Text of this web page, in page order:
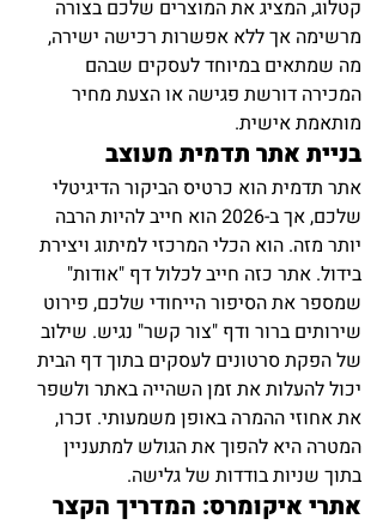
קטלוג, המציג את המוצרים שלכם בצורה
מרשימה אך ללא אפשרות רכישה ישירה,
מה שמתאים במיוחד לעסקים שבהם
המכירה דורשת פגישה או הצעת מחיר
מותאמת אישית.
בניית אתר תדמית מעוצב
אתר תדמית הוא כרטיס הביקור הדיגיטלי
שלכם, אך ב-2026 הוא חייב להיות הרבה
יותר מזה. הוא הכלי המרכזי למיתוג ויצירת
בידול. אתר כזה חייב לכלול דף "אודות"
שמספר את הסיפור הייחודי שלכם, פירוט
שירותים ברור ודף "צור קשר" נגיש. שילוב
של הפקת סרטונים לעסקים בתוך דף הבית
יכול להעלות את זמן השהייה באתר ולשפר
את אחוזי ההמרה באופן משמעותי. זכרו,
המטרה היא להפוך את הגולש למתעניין
בתוך שניות בודדות של גלישה.
אתרי איקומרס: המדריך הקצר